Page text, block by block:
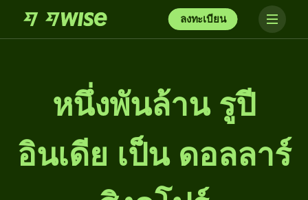
ลงทะเบียน
หนึ่ง​พัน​ล้าน รูปี
อินเดีย เป็น ดอลลาร์